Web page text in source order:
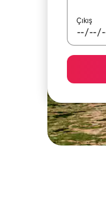
Çıkış